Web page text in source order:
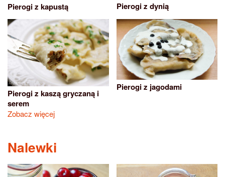
Pierogi z kapustą Pierogi z dynią
Pierogi z kaszą gryczaną i
serem
Pierogi z jagodami
Zobacz więcej
Nalewki